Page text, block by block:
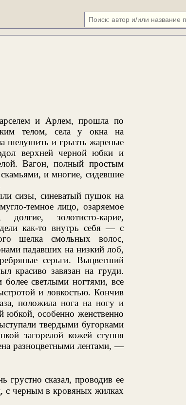
и Арлем, прошла по
телом, села у окна на
шелушить и грызть жареные
верхней черной юбки и
Вагон, полный простым
и многие, сидевшие
сизы, синеватый пушок на
темное лицо, озаряемое
золотисто-карие,
как-то внутрь себя — с
шелка смольных волос,
падавших на низкий лоб,
серьги. Выцветший
красиво завязан на груди.
светлыми ногтями, все
и ловкостью. Кончив
положила нога на ногу и
юбкой, особенно женственно
твердыми бугорками
загорелой кожей ступня
разноцветными лентами, —
грустно сказал, проводив ее
с черным в кровяных жилках